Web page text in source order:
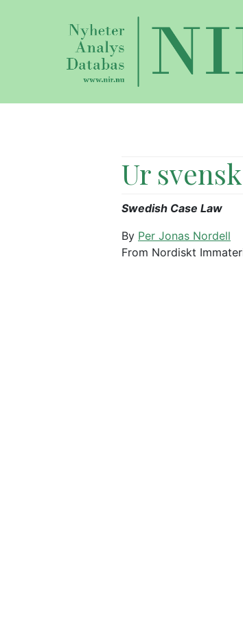
Ur
Swedish Case Law
By Per Jonas Nordell
From Nordiskt